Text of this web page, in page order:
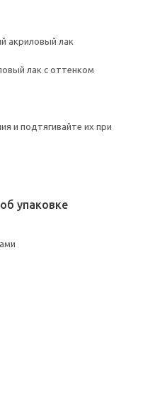
акриловый лак
лак с оттенком
и подтягивайте их при
упаковке